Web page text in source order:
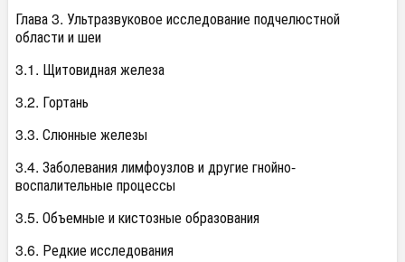
Глава 3. Ультразвуковое исследование подчелюстной
области и шеи
3.1. Щитовидная железа
3.2. Гортань
3.3. Слюнные железы
3.4. Заболевания лимфоузлов и другие гнойно-
воспалительные процессы
3.5. Объемные и кистозные образования
3.6. Редкие исследования